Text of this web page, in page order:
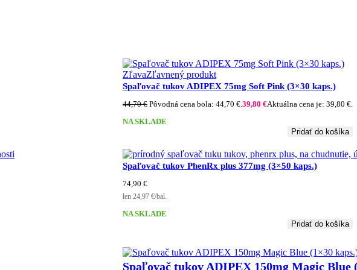
ZľavaZľavnený produkt
Spaľovač tukov ADIPEX 75mg Soft Pink (3×30 kaps.)
44,70€ Pôvodná cena bola: 44,70 €. 39,80 €Aktuálna cena je: 39,80 €.
NA SKLADE
Pridať do košíka
Spaľovač tukov PhenRx plus 377mg (3×50 kaps.)
74,90 €
len 24,97 €/bal.
NA SKLADE
Pridať do košíka
Spaľovač tukov ADIPEX 150mg Magic Blue